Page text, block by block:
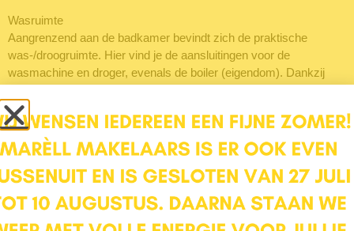
Wasruimte
Aangrenzend aan de badkamer bevindt zich de praktische
was-/droogruimte. Hier vind je de aansluitingen voor de
wasmachine en droger, evenals de boiler (eigendom). Dankzij
het zicht en beschik je over extra praktische bergruimte.
Bergingen
Aan bergruimte geen gebrek! Direct naast het appartement
beschik je over een eigen berging met elektra, ideaal voor het
opbergen van voorraad, huishoudelijke spullen, een vriezer of